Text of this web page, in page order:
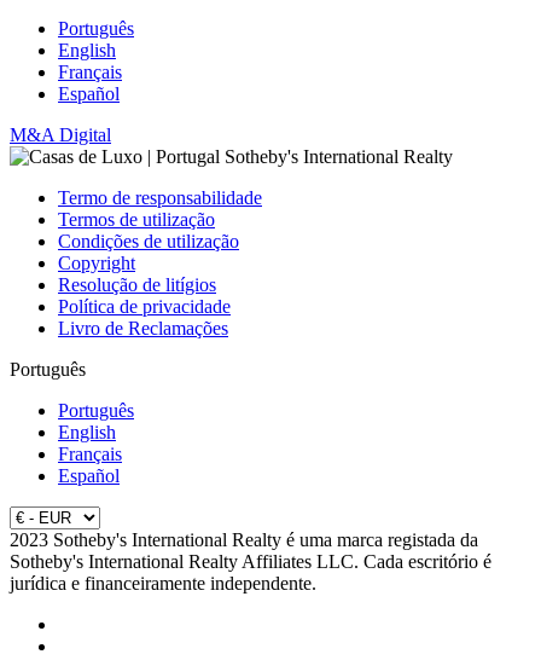
Português
English
Français
Español
M&A Digital
Termo de responsabilidade
Termos de utilização
Condições de utilização
Copyright
Resolução de litígios
Política de privacidade
Livro de Reclamações
Português
Português
English
Français
Español
2023 Sotheby's International Realty é uma marca registada da
Sotheby's International Realty Affiliates LLC. Cada escritório é
jurídica e financeiramente independente.